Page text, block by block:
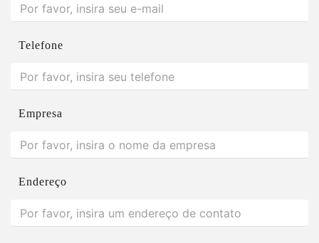
Telefone
Empresa
Endereço